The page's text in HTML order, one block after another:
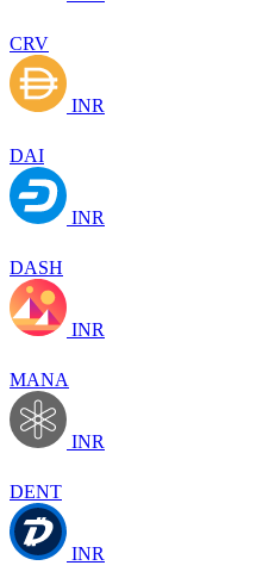
CRV
INR
DAI
INR
DASH
INR
MANA
INR
DENT
INR